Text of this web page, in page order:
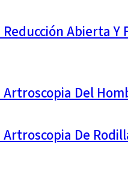
Reducción Abierta
Artroscopia Del
Artroscopia De